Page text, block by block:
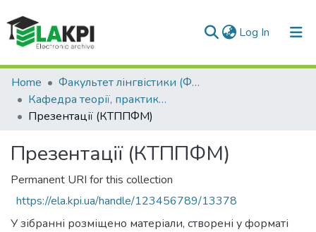
Log In (current)
Communities & Collections
All of DSpace
Home
Факультет лінгвістики (ФЛ)
Кафедра теорії, практики та перекладу французької мови (КТППФМ)
Презентації (КТППФМ)
Презентації (КТППФМ)
Permanent URI for this collection
https://ela.kpi.ua/handle/123456789/13378
У зібранні розміщено матеріали, створені у форматі